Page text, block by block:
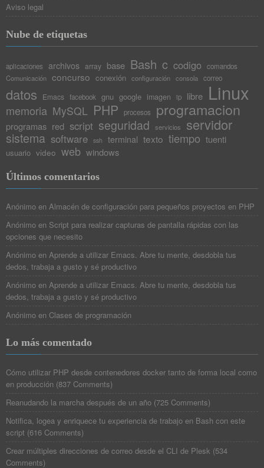
Aviso legal
Nube de etiquetas
aplicaciones archivos array base Bash c codigo
comandos
Comunicación concurso conexión configuración consola correo
datos Emacs facebook gnu google imagen ip libre Linux
memoria MySQL PHP procesos programacion
programas red script seguridad servicios servidor
sistema software ssh terminal texto tiempo tuenti
usuario video web windows
Últimos comentarios
Anónimo en Almacén de configuración para pequeños proyectos en PHP
Anónimo en Script para realizar capturas de pantalla rápidas con las
opciones que necesito
Anónimo en Aprende a utilizar Emacs. Abre tu mente, desdobla tus
dedos, trabaja a gusto y sé productivo
Anónimo en Aprende a utilizar Emacs. Abre tu mente, desdobla tus
dedos, trabaja a gusto y sé productivo
Anónimo en Clases de programación
Lo más comentado
Cómo utilizar PHP desde contenedores docker tanto de forma local como
en producción (837 Comments)
Reanudando la marcha después de un año (725 Comments)
Notifica, logea y enriquece tu experiencia de trabajo en Bash con este
script (616 Comments)
Crear múltiples direcciones de correo desde el CLI de Plesk (534
Comments)